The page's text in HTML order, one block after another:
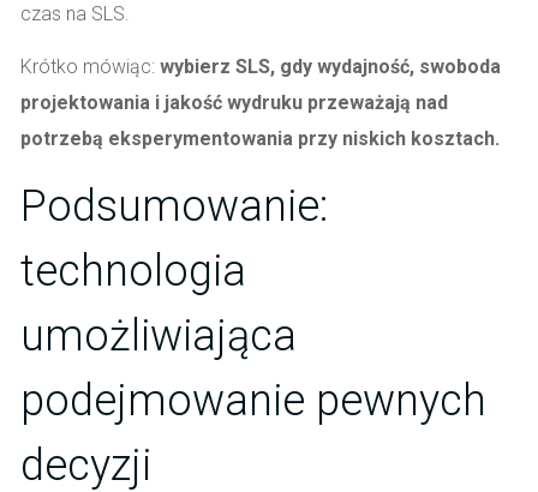
czas na SLS.
Krótko mówiąc: wybierz SLS, gdy wydajność, swoboda
projektowania i jakość wydruku przeważają nad
potrzebą eksperymentowania przy niskich kosztach.
Podsumowanie:
technologia
umożliwiająca
podejmowanie pewnych
decyzji